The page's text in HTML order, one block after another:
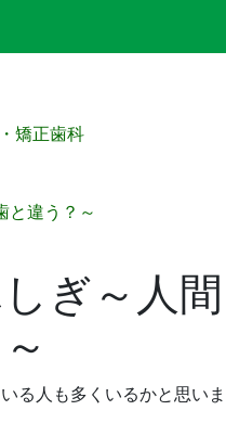
矯正歯科
と違う？～
ぎ～人間
る人も多くいるかと思いま